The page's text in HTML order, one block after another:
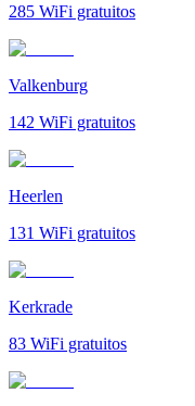
285 WiFi gratuitos
Valkenburg
142 WiFi gratuitos
Heerlen
131 WiFi gratuitos
Kerkrade
83 WiFi gratuitos